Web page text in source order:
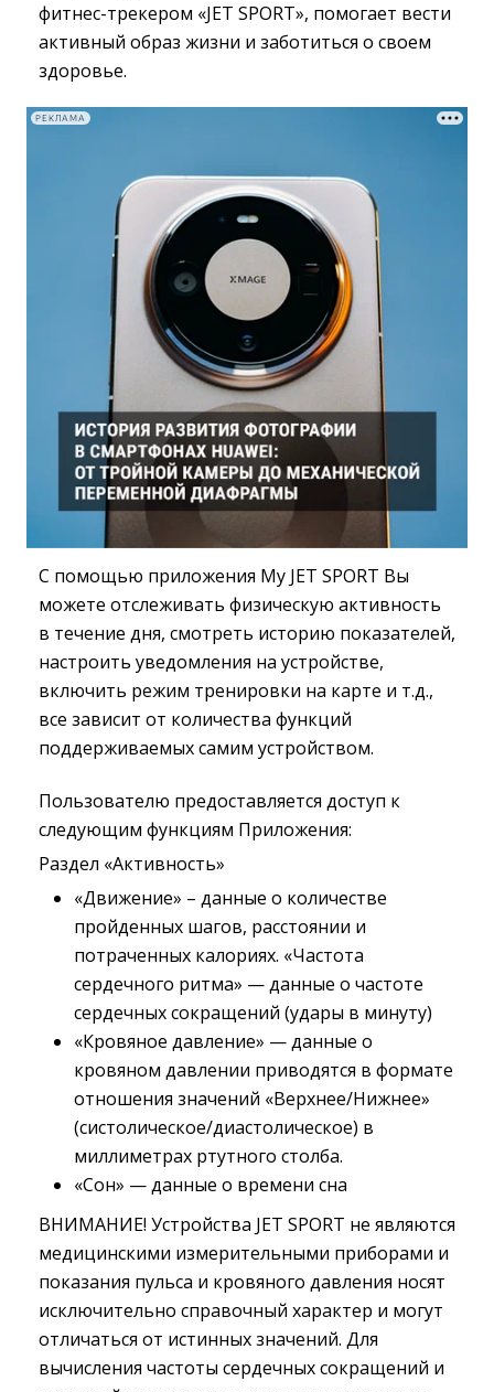
фитнес-трекером «JET SPORT», помогает вести
активный образ жизни и заботиться о своем
здоровье.
РЕКЛАМА
С помощью приложения My JET SPORT Вы
можете отслеживать физическую активность
в течение дня, смотреть историю показателей,
настроить уведомления на устройстве,
включить режим тренировки на карте и т.д.,
все зависит от количества функций
поддерживаемых самим устройством.
Пользователю предоставляется доступ к
следующим функциям Приложения:
Раздел «Активность»
«Движение» – данные о количестве
пройденных шагов, расстоянии и
потраченных калориях. «Частота
сердечного ритма» — данные о частоте
сердечных сокращений (удары в минуту)
«Кровяное давление» — данные о
кровяном давлении приводятся в формате
отношения значений «Верхнее/Нижнее»
(систолическое/диастолическое) в
миллиметрах ртутного столба.
«Сон» — данные о времени сна
ВНИМАНИЕ! Устройства JET SPORT не являются
медицинскими измерительными приборами и
показания пульса и кровяного давления носят
исключительно справочный характер и могут
отличаться от истинных значений. Для
вычисления частоты сердечных сокращений и